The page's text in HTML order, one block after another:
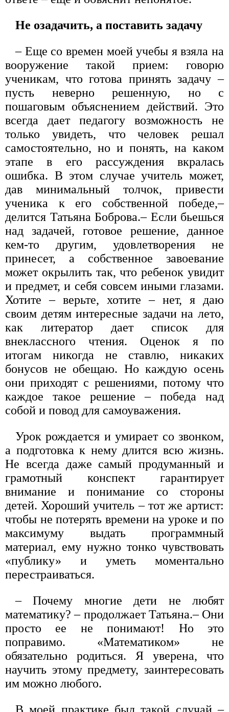
Не озадачить, а поставить задачу
– Еще со времен моей учебы я взяла на
вооружение такой прием: говорю
ученикам, что готова принять задачу –
пусть неверно решенную, но с
пошаговым объяснением действий. Это
всегда дает педагогу возможность не
только увидеть, что человек решал
самостоятельно, но и понять, на каком
этапе в его рассуждения вкралась
ошибка. В этом случае учитель может,
дав минимальный толчок, привести
ученика к его собственной победе,–
делится Татьяна Боброва.– Если бьешься
над задачей, готовое решение, данное
кем-то другим, удовлетворения не
принесет, а собственное завоевание
может окрылить так, что ребенок увидит
и предмет, и себя совсем иными глазами.
Хотите – верьте, хотите – нет, я даю
своим детям интересные задачи на лето,
как литератор дает список для
внеклассного чтения. Оценок я по
итогам никогда не ставлю, никаких
бонусов не обещаю. Но каждую осень
они приходят с решениями, потому что
каждое такое решение – победа над
собой и повод для самоуважения.
Урок рождается и умирает со звонком,
а подготовка к нему длится всю жизнь.
Не всегда даже самый продуманный и
грамотный конспект гарантирует
внимание и понимание со стороны
детей. Хороший учитель – тот же артист:
чтобы не потерять времени на уроке и по
максимуму выдать программный
материал, ему нужно тонко чувствовать
«публику» и уметь моментально
перестраиваться.
– Почему многие дети не любят
математику? – продолжает Татьяна.– Они
просто ее не понимают! Но это
поправимо. «Математиком» не
обязательно родиться. Я уверена, что
научить этому предмету, заинтересовать
им можно любого.